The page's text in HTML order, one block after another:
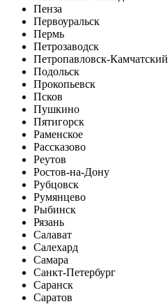
Пенза
Первоуральск
Пермь
Петрозаводск
Петропавловск-Камчатский
Подольск
Прокопьевск
Псков
Пушкино
Пятигорск
Раменское
Рассказово
Реутов
Ростов-на-Дону
Рубцовск
Румянцево
Рыбинск
Рязань
Салават
Салехард
Самара
Санкт-Петербург
Саранск
Саратов